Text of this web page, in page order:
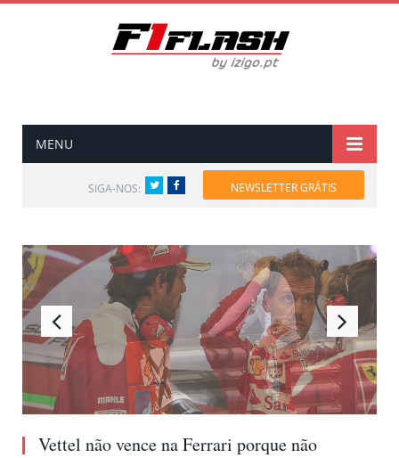
MENU
SIGA-NOS: TwitterFacebook NEWSLETTER GRÁTIS
Vettel não vence na Ferrari porque não